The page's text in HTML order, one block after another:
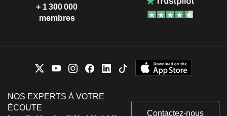
+ 1 300 000
membres
NOS EXPERTS À VOTRE
ÉCOUTE
Contactez-nous